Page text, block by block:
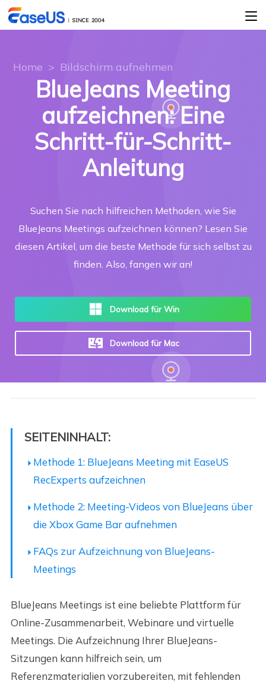
Home > Bildschirm aufnehmen
BlueJeans Meeting
aufzeichnen: Eine
Schritt-für-Schritt-
Anleitung
Suchen Sie nach hilfreichen Methoden, wie Sie
BlueJeans Meetings aufzeichnen können? Lesen Sie
diesen Artikel, um die beste Methode für sich selbst zu
finden. Also, fangen wir an!
Download für Win
Download für Mac
SEITENINHALT:
Methode 1: BlueJeans Meeting mit EaseUS
RecExperts aufzeichnen
Methode 2: Meeting-Videos von BlueJeans über
die Xbox Game Bar aufnehmen
FAQs zur Aufzeichnung von BlueJeans-
Meetings
BlueJeans Meetings ist eine beliebte Plattform für
Online-Zusammenarbeit, Webinare und virtuelle
Meetings. Die Aufzeichnung Ihrer BlueJeans-
Sitzungen kann hilfreich sein, um
Referenzmaterialien vorzubereiten, mit fehlenden